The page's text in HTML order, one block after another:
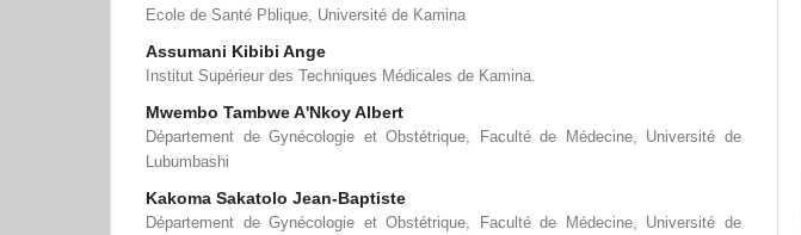
Ecole de Santé Pblique, Université de Kamina
Assumani Kibibi Ange
Institut Supérieur des Techniques Médicales de Kamina.
Mwembo Tambwe A'Nkoy Albert
Département de Gynécologie et Obstétrique, Faculté de Médecine, Université de
Lubumbashi
Kakoma Sakatolo Jean-Baptiste
Département de Gynécologie et Obstétrique, Faculté de Médecine, Université de